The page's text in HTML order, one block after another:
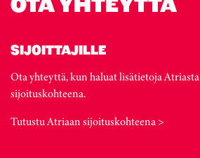
SIJOITTAJILLE
Ota yhteyttä, kun haluat lisätietoja Atriasta
sijoituskohteena.
Tutustu Atriaan sijoituskohteena >